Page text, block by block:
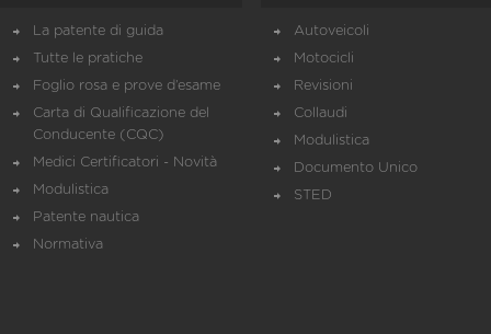
La patente di guida
Tutte le pratiche
Foglio rosa e prove d’esame
Carta di Qualificazione del
Conducente (CQC)
Medici Certificatori - Novità
Modulistica
Patente nautica
Normativa
Autoveicoli
Motocicli
Revisioni
Collaudi
Modulistica
Documento Unico
STED